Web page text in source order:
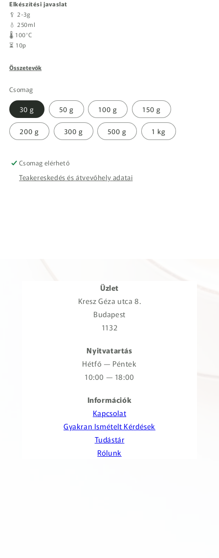
Elkészítési javaslat
🥄 2-3g
💧 250ml
🌡️ 100°C
⏳ 10p
Összetevők
Csomag
30 g 50 g 100 g 150 g
200 g 300 g 500 g 1 kg
Csomag elérhető
Teakereskedés és átvevőhely adatai
Üzlet
Kresz Géza utca 8.
Budapest
1132
Nyitvatartás
Hétfő — Péntek
10:00 — 18:00
Információk
Kapcsolat
Gyakran Ismételt Kérdések
Tudástár
Rólunk